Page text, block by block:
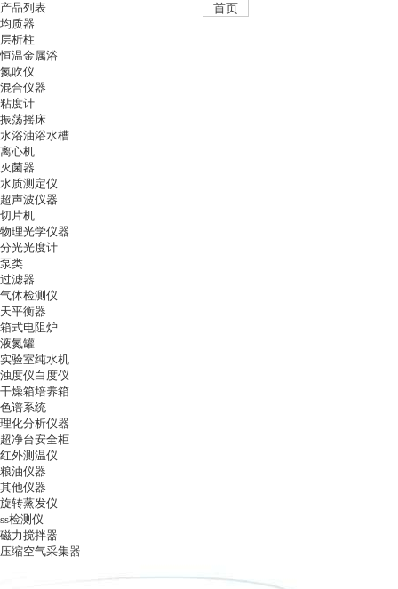
首页
产品列表
均质器
层析柱
恒温金属浴
氮吹仪
混合仪器
粘度计
振荡摇床
水浴油浴水槽
离心机
灭菌器
水质测定仪
超声波仪器
切片机
物理光学仪器
分光光度计
泵类
过滤器
气体检测仪
天平衡器
箱式电阻炉
液氮罐
实验室纯水机
浊度仪白度仪
干燥箱培养箱
色谱系统
理化分析仪器
超净台安全柜
红外测温仪
粮油仪器
其他仪器
旋转蒸发仪
ss检测仪
磁力搅拌器
压缩空气采集器